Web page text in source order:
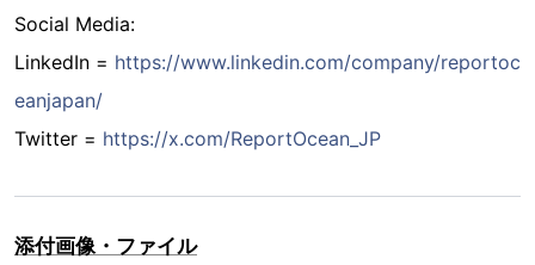
Social Media:
LinkedIn = https://www.linkedin.com/company/reportoc
eanjapan/
Twitter = https://x.com/ReportOcean_JP
添付画像・ファイル